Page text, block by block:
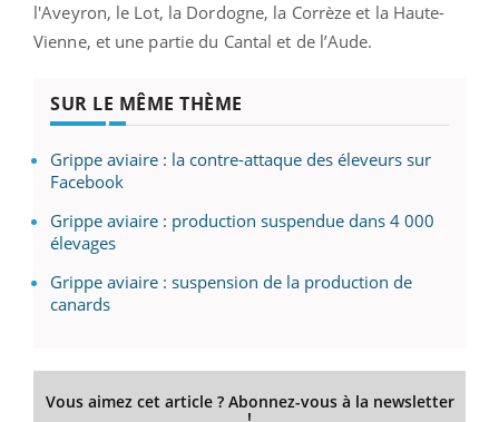
l'Aveyron, le Lot, la Dordogne, la Corrèze et la Haute-
Vienne, et une partie du Cantal et de l’Aude.
SUR LE MÊME THÈME
Grippe aviaire : la contre-attaque des éleveurs sur
Facebook
Grippe aviaire : production suspendue dans 4 000
élevages
Grippe aviaire : suspension de la production de
canards
Vous aimez cet article ? Abonnez-vous à la newsletter